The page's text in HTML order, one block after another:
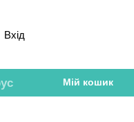
Вхід
Мій кошик